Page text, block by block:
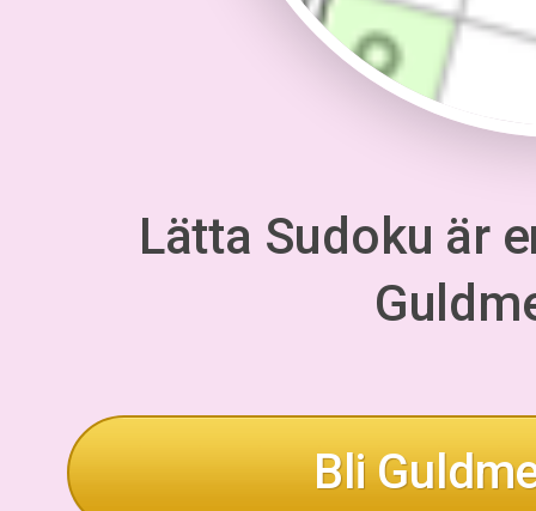
Lätta Sudoku är
Bli